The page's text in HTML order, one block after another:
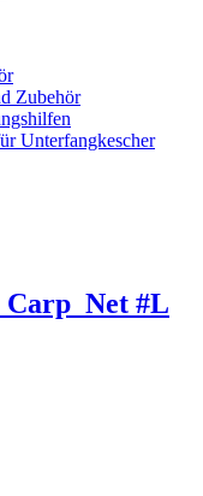
Zubehör
Unterfangkescher
#L